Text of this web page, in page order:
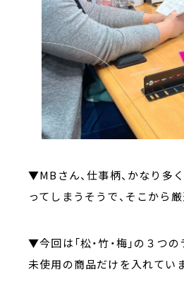
▼MBさん、仕事柄、かなり多
ってしまうそうで、そこから
▼今回は「松・竹・梅」の３つ
未使用の商品だけを入れてい